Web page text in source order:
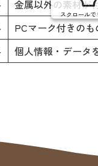
金属以外の素材が
PCマーク付きの
個人情報・データ
スクロールで